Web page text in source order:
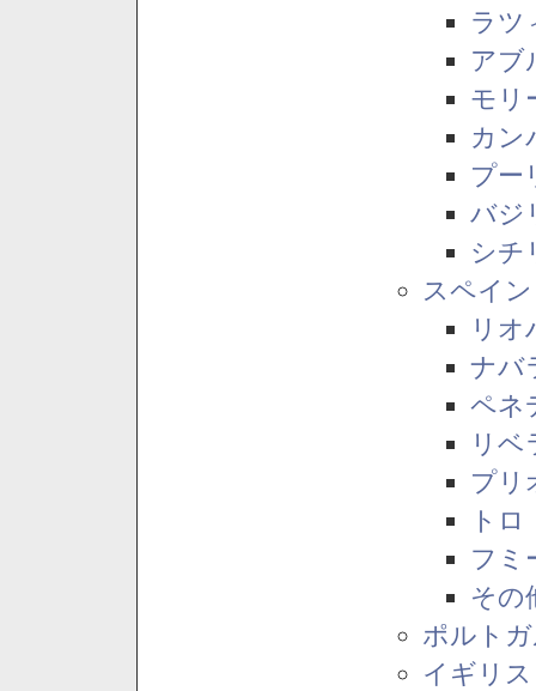
ラツ
アブ
モリ
カン
プー
バジ
シチ
スペイン
リオ
ナバ
ペネ
リベ
プリ
トロ
フミ
その
ポルト
イギリス